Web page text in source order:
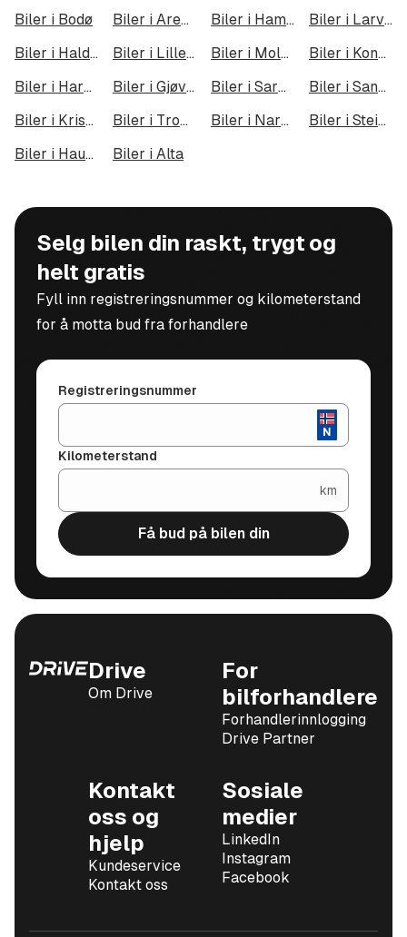
Biler i Bodø Biler i Arendal Biler i Hamar
Biler i Larvik
Biler i Halden
Biler i Lillehammer Biler i Molde
Biler i Kongsberg
Biler i Harstad
Biler i Gjøvik Biler i Sarpsborg
Biler i Sandefjord
Biler i Kristiansund
Biler i Tromsdalen Biler i Narvik
Biler i Steinkjer
Biler i Haugesund
Biler i Alta
Selg bilen din raskt, trygt og
helt gratis
Fyll inn registreringsnummer og kilometerstand
for å motta bud fra forhandlere
Registreringsnummer
Kilometerstand
km
Få bud på bilen din
Drive
Om Drive
For
bilforhandlere
Forhandlerinnlogging
Drive Partner
Kontakt
oss og
hjelp
Kundeservice
Kontakt oss
Sosiale
medier
LinkedIn
Instagram
Facebook